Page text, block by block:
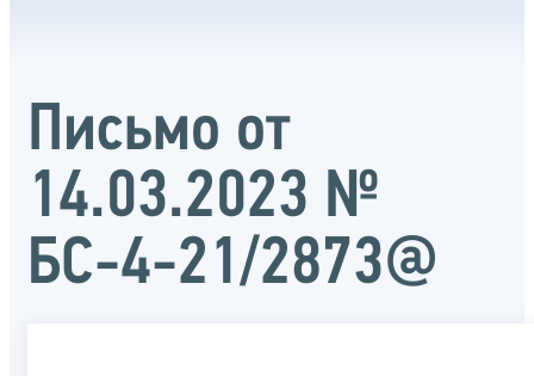
Письмо от
14.03.2023 №
БС-4-21/2873@